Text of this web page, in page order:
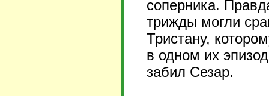
соперника.
трижды могли
Тристану,
в одном их
забил Сезар.